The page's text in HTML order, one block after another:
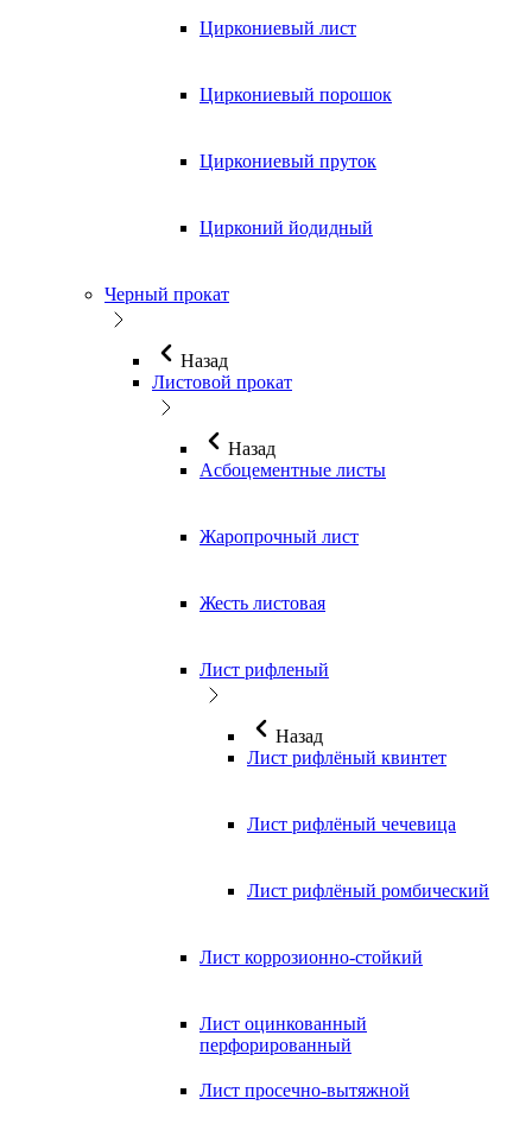
Циркониевый лист
Циркониевый порошок
Циркониевый пруток
Цирконий йодидный
Черный прокат
Назад
Листовой прокат
Назад
Асбоцементные листы
Жаропрочный лист
Жесть листовая
Лист рифленый
Назад
Лист рифлёный квинтет
Лист рифлёный чечевица
Лист рифлёный ромбический
Лист коррозионно-стойкий
Лист оцинкованный
перфорированный
Лист просечно-вытяжной